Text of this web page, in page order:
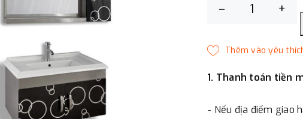
– +
1. Thanh toán tiền
- Nếu địa điểm giao